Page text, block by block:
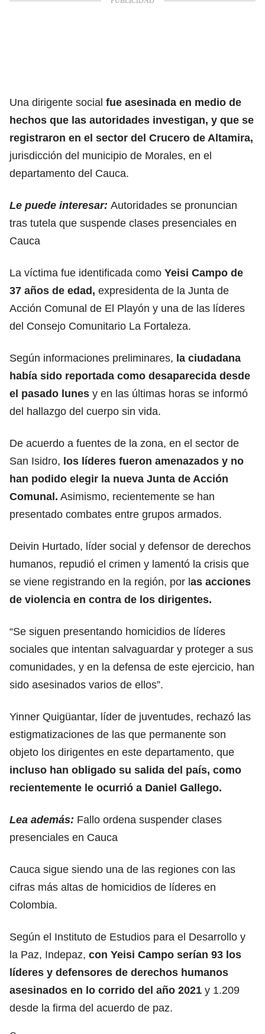
Una dirigente social fue asesinada en medio de
hechos que las autoridades investigan, y que se
registraron en el sector del Crucero de Altamira,
jurisdicción del municipio de Morales, en el
departamento del Cauca.
Le puede interesar: Autoridades se pronuncian
tras tutela que suspende clases presenciales en
Cauca
La víctima fue identificada como Yeisi Campo de
37 años de edad, expresidenta de la Junta de
Acción Comunal de El Playón y una de las líderes
del Consejo Comunitario La Fortaleza.
Según informaciones preliminares, la ciudadana
había sido reportada como desaparecida desde
el pasado lunes y en las últimas horas se informó
del hallazgo del cuerpo sin vida.
De acuerdo a fuentes de la zona, en el sector de
San Isidro, los líderes fueron amenazados y no
han podido elegir la nueva Junta de Acción
Comunal. Asimismo, recientemente se han
presentado combates entre grupos armados.
Deivin Hurtado, líder social y defensor de derechos
humanos, repudió el crimen y lamentó la crisis que
se viene registrando en la región, por las acciones
de violencia en contra de los dirigentes.
“Se siguen presentando homicidios de líderes
sociales que intentan salvaguardar y proteger a sus
comunidades, y en la defensa de este ejercicio, han
sido asesinados varios de ellos”.
Yinner Quigüantar, líder de juventudes, rechazó las
estigmatizaciones de las que permanente son
objeto los dirigentes en este departamento, que
incluso han obligado su salida del país, como
recientemente le ocurrió a Daniel Gallego.
Lea además: Fallo ordena suspender clases
presenciales en Cauca
Cauca sigue siendo una de las regiones con las
cifras más altas de homicidios de líderes en
Colombia.
Según el Instituto de Estudios para el Desarrollo y
la Paz, Indepaz, con Yeisi Campo serían 93 los
líderes y defensores de derechos humanos
asesinados en lo corrido del año 2021 y 1.209
desde la firma del acuerdo de paz.